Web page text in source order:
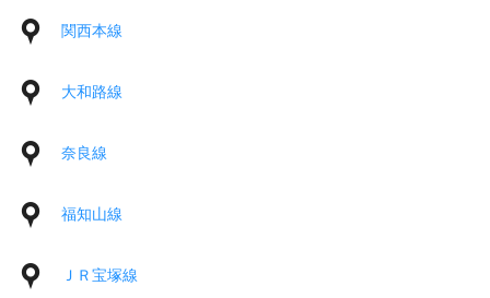
関西本線
大和路線
奈良線
福知山線
ＪＲ宝塚線